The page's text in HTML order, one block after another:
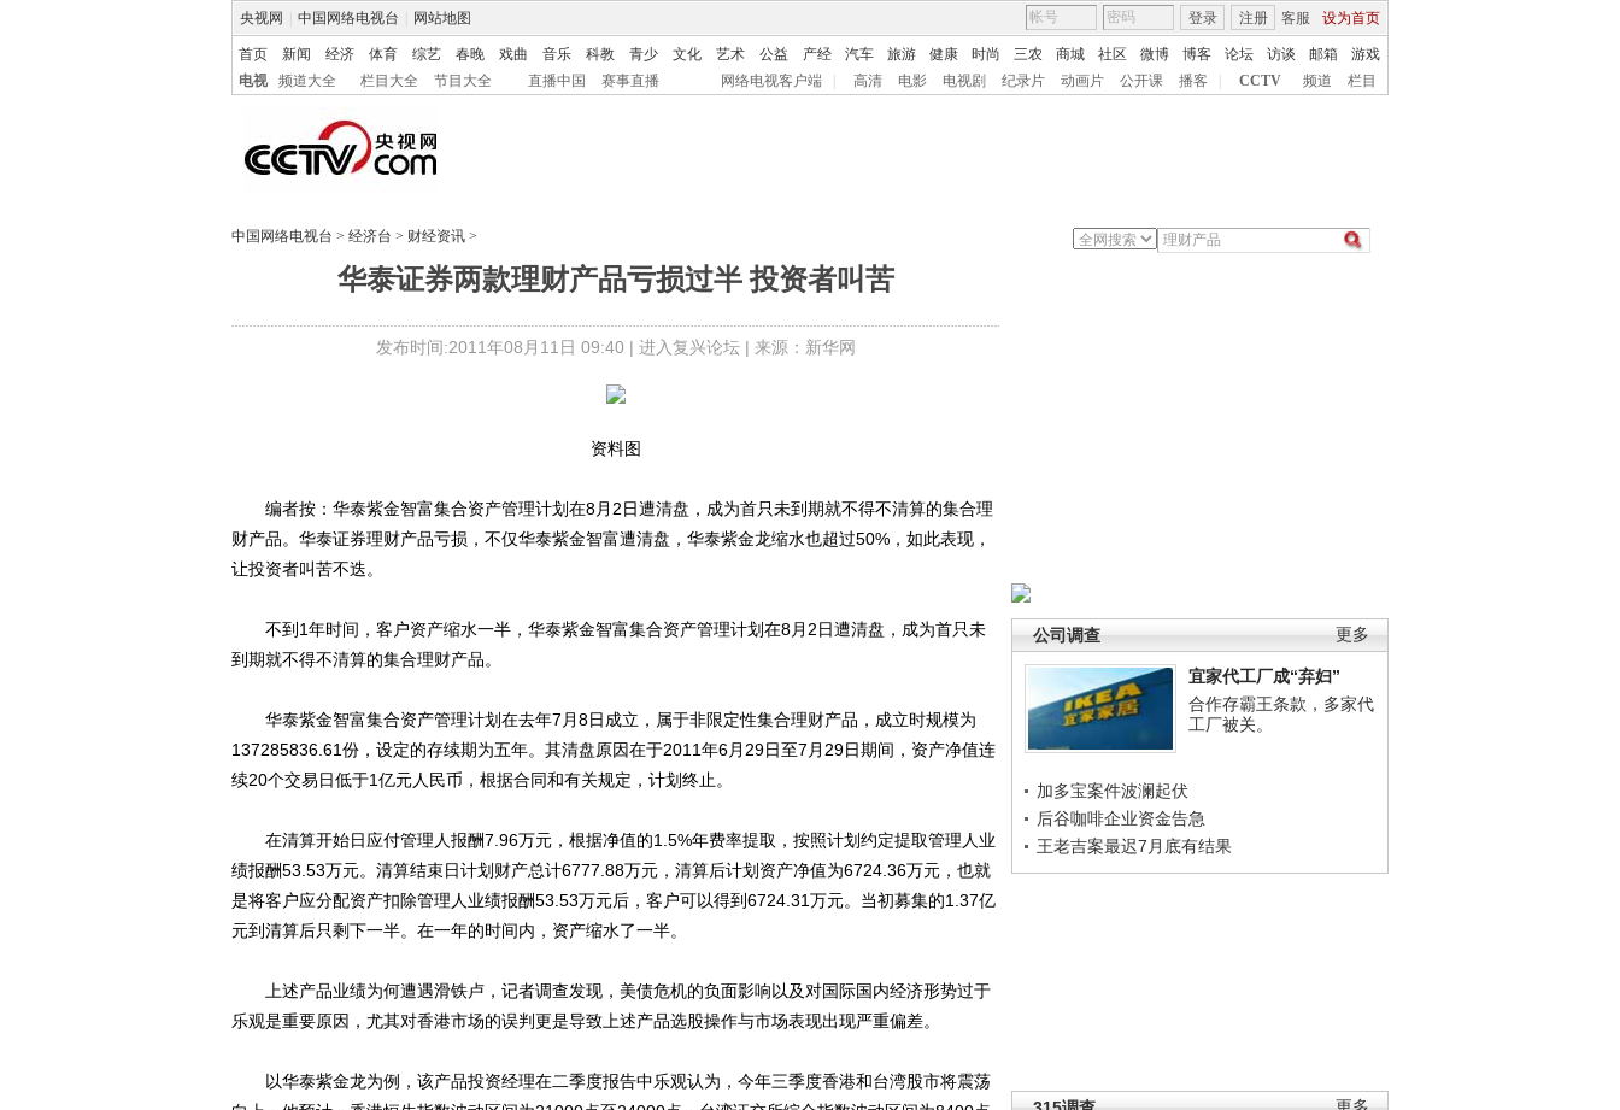
央视网 中国网络电视台 网站地图 客服 设为首页
登录 注册
首页 新闻 经济 体育 综艺 春晚 戏曲 音乐 科教 青少 文化 艺术 公益 产经 汽车 旅游 健康 时尚 三农 商城 社区 微博 博客 论坛 访谈 邮箱
游戏
电视
频道大全 栏目大全 节目大全 直播中国 赛事直播 网络电视客户端 高清 电影 电视剧 纪录片 动画片 公开课 播客 CCTV 频道 栏目
中国网络电视台 > 经济台 > 财经资讯 >
华泰证券两款理财产品亏损过半 投资者叫苦
发布时间:2011年08月11日 09:40 | 进入复兴论坛| 来源：新华网
更多
公司调查
宜家代工厂成“弃妇”
合作存霸王条款，多家代
工厂被关。
加多宝案件波澜起伏
后谷咖啡企业资金告急
王老吉案最迟7月底有结果
资料图
编者按：华泰紫金智富集合资产管理计划在8月2日遭清盘，成为首只未到期就不得不清算的集合理
财产品。华泰证券理财产品亏损，不仅华泰紫金智富遭清盘，华泰紫金龙缩水也超过50%，如此表现，
让投资者叫苦不迭。
不到1年时间，客户资产缩水一半，华泰紫金智富集合资产管理计划在8月2日遭清盘，成为首只未
到期就不得不清算的集合理财产品。
华泰紫金智富集合资产管理计划在去年7月8日成立，属于非限定性集合理财产品，成立时规模为
137285836.61份，设定的存续期为五年。其清盘原因在于2011年6月29日至7月29日期间，资产净值连
续20个交易日低于1亿元人民币，根据合同和有关规定，计划终止。
在清算开始日应付管理人报酬7.96万元，根据净值的1.5%年费率提取，按照计划约定提取管理人业
绩报酬53.53万元。清算结束日计划财产总计6777.88万元，清算后计划资产净值为6724.36万元，也就
是将客户应分配资产扣除管理人业绩报酬53.53万元后，客户可以得到6724.31万元。当初募集的1.37亿
元到清算后只剩下一半。在一年的时间内，资产缩水了一半。
上述产品业绩为何遭遇滑铁卢，记者调查发现，美债危机的负面影响以及对国际国内经济形势过于
乐观是重要原因，尤其对香港市场的误判更是导致上述产品选股操作与市场表现出现严重偏差。
以华泰紫金龙为例，该产品投资经理在二季度报告中乐观认为，今年三季度香港和台湾股市将震荡